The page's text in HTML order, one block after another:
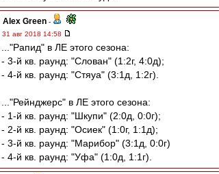
Alex Green -
31 авг 2018 14:58
..."Рапид" в ЛЕ этого сезона:
- 3-й кв. раунд: "Слован" (1:2г, 4:0д);
- 4-й кв. раунд: "Стяуа" (3:1д, 1:2г).
..."Рейнджерс" в ЛЕ этого сезона:
- 1-й кв. раунд: "Шкупи" (2:0д, 0:0г);
- 2-й кв. раунд: "Осиек" (1:0г, 1:1д);
- 3-й кв. раунд: "Марибор" (3:1д, 0:0г)
- 4-й кв. раунд: "Уфа" (1:0д, 1:1г).